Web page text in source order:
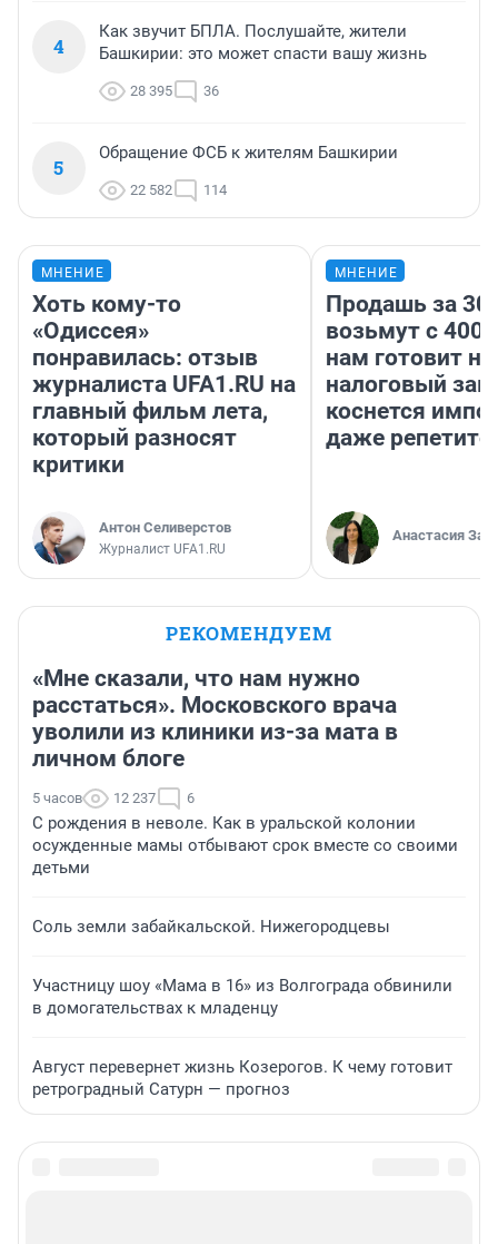
4
Как звучит БПЛА. Послушайте, жители
Башкирии: это может спасти вашу жизнь
28 395 36
5
Обращение ФСБ к жителям Башкирии
22 582 114
МНЕНИЕ
Хоть кому-то
«Одиссея»
понравилась: отзыв
журналиста UFA1.RU на
главный фильм лета,
который разносят
критики
Антон Селиверстов
Журналист UFA1.RU
МНЕНИЕ
Продашь за
возьмут с
нам готовит
налоговый
коснется
даже
Анастасия
РЕКОМЕНДУЕМ
«Мне сказали, что нам нужно
расстаться». Московского врача
уволили из клиники из-за мата в
личном блоге
5 часов 12 237 6
С рождения в неволе. Как в уральской колонии
осужденные мамы отбывают срок вместе со своими
детьми
Соль земли забайкальской. Нижегородцевы
Участницу шоу «Мама в 16» из Волгограда обвинили
в домогательствах к младенцу
Август перевернет жизнь Козерогов. К чему готовит
ретроградный Сатурн — прогноз